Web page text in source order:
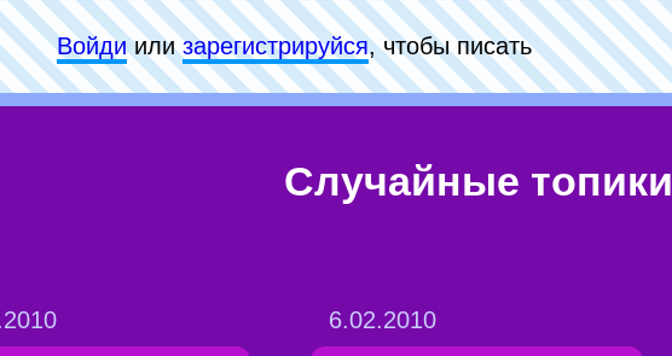
Войдиилизарeгиcтpируйся, чтобы писать
Случайные топики
6.02.2010